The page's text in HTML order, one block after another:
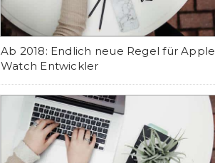
Ab 2018: Endlich neue Regel für Apple
Watch Entwickler